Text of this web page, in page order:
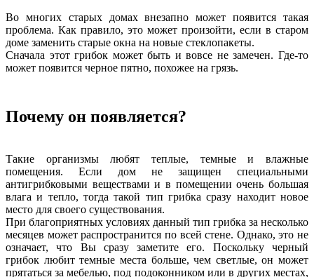
Во многих старых домах внезапно может появится такая
проблема. Как правило, это может произойти, если в старом
доме заменить старые окна на новые стеклопакеты.
Сначала этот грибок может быть и вовсе не замечен. Где-то
может появится черное пятно, похожее на грязь.
Почему он появляется?
Такие организмы любят теплые, темные и влажные
помещения. Если дом не защищен специальными
антигрибковыми веществами и в помещении очень большая
влага и тепло, тогда такой тип грибка сразу находит новое
место для своего существования.
При благоприятных условиях данный тип грибка за несколько
месяцев может распространится по всей стене. Однако, это не
означает, что Вы сразу заметите его. Поскольку черный
грибок любит темные места больше, чем светлые, он может
прятаться за мебелью, под подоконником или в других местах,